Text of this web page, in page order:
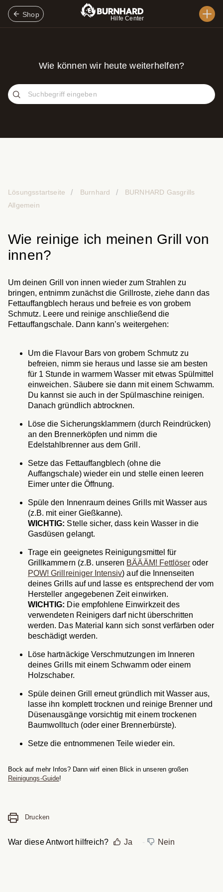
Shop
Hilfe Center
Wie können wir heute weiterhelfen?
Lösungsstartseite Burnhard
BURNHARD Gasgrills
Allgemein
Wie reinige ich meinen Grill von
innen?
Um deinen Grill von innen wieder zum Strahlen zu
bringen, entnimm zunächst die Grillroste, ziehe dann das
Fettauffangblech heraus und befreie es von grobem
Schmutz. Leere und reinige anschließend die
Fettauffangschale. Dann kann’s weitergehen:
Um die Flavour Bars von grobem Schmutz zu
befreien, nimm sie heraus und lasse sie am besten
für 1 Stunde in warmem Wasser mit etwas Spülmittel
einweichen. Säubere sie dann mit einem Schwamm.
Du kannst sie auch in der Spülmaschine reinigen.
Danach gründlich abtrocknen.
Löse die Sicherungsklammern (durch Reindrücken)
an den Brennerköpfen und nimm die
Edelstahlbrenner aus dem Grill.
Setze das Fettauffangblech (ohne die
Auffangschale) wieder ein und stelle einen leeren
Eimer unter die Öffnung.
Spüle den Innenraum deines Grills mit Wasser aus
(z.B. mit einer Gießkanne).
WICHTIG: Stelle sicher, dass kein Wasser in die
Gasdüsen gelangt.
Trage ein geeignetes Reinigungsmittel für
Grillkammern (z.B. unseren BÄÄÄM! Fettlöser oder
POW! Grillreiniger Intensiv) auf die Innenseiten
deines Grills auf und lasse es entsprechend der vom
Hersteller angegebenen Zeit einwirken.
WICHTIG: Die empfohlene Einwirkzeit des
verwendeten Reinigers darf nicht überschritten
werden. Das Material kann sich sonst verfärben oder
beschädigt werden.
Löse hartnäckige Verschmutzungen im Inneren
deines Grills mit einem Schwamm oder einem
Holzschaber.
Spüle deinen Grill erneut gründlich mit Wasser aus,
lasse ihn komplett trocknen und reinige Brenner und
Düsenausgänge vorsichtig mit einem trockenen
Baumwolltuch (oder einer Brennerbürste).
Setze die entnommenen Teile wieder ein.
Bock auf mehr Infos? Dann wirf einen Blick in unseren großen
Reinigungs-Guide!
War diese Antwort hilfreich? Ja Nein
Drucken